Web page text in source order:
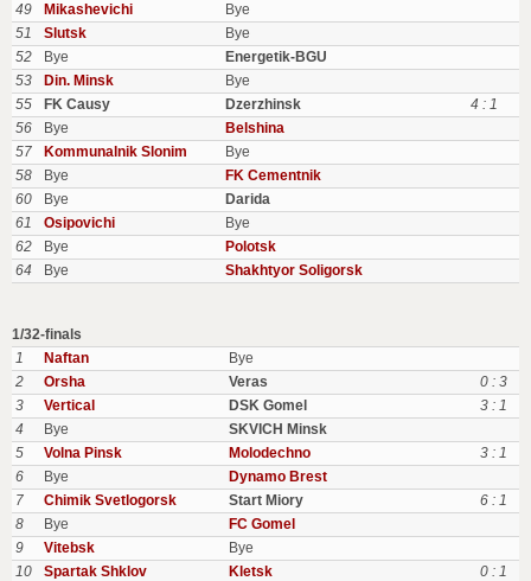
49
Mikashevichi
Bye
51
Slutsk
Bye
52
Bye
Energetik-BGU
53
Din. Minsk
Bye
55
FK Causy Dzerzhinsk
4 : 1
56
Bye
Belshina
57
Kommunalnik Slonim
Bye
58
Bye
FK Cementnik
60
Bye
Darida
61
Osipovichi
Bye
62
Bye
Polotsk
64
Bye Shakhtyor Soligorsk
1/32-finals
1
Naftan
Bye
2
Orsha Veras
0 : 3
3
Vertical DSK Gomel
3 : 1
4
Bye
SKVICH Minsk
5
Volna Pinsk Molodechno
3 : 1
6
Bye
Dynamo Brest
7
Chimik Svetlogorsk Start Miory
6 : 1
8
Bye
FC Gomel
9
Vitebsk
Bye
10
Spartak Shklov Kletsk
0 : 1